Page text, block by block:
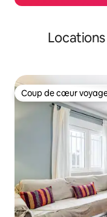
Coup de cœur
Coup de cœur